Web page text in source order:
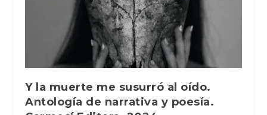
Y la muerte me susurró al oído.
Antología de narrativa y poesía.